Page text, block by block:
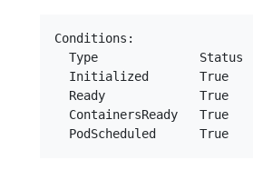
Conditions:
  Type              Status
  Initialized       True
  Ready             True
  ContainersReady   True